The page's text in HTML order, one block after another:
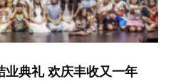
典礼 欢庆丰收又一年